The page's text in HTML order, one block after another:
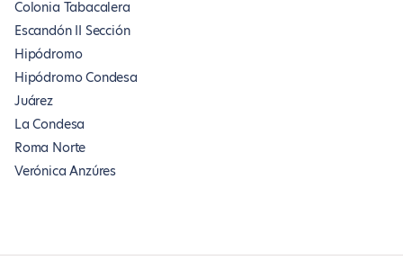
Colonia Tabacalera
Escandón II Sección
Hipódromo
Hipódromo Condesa
Juárez
La Condesa
Roma Norte
Verónica Anzúres